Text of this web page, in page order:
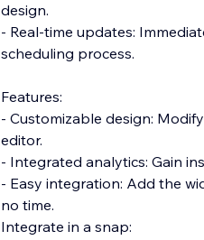
design.
- Real-time updates:
scheduling process.
Features:
- Customizable design:
editor.
- Integrated analytics: Gain
- Easy integration: Add the
no time.
Integrate in a snap: